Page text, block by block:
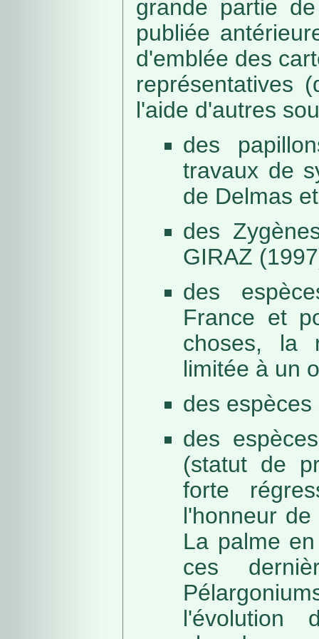
grande partie
publiée
d'emblée des
représentatives
l'aide d'autres
des
travaux de
de Delmas
des
GIRAZ
des
France et
choses, la
limitée à un
des
des
(statut de
forte
l'honneur
La palme
ces
l'évolution